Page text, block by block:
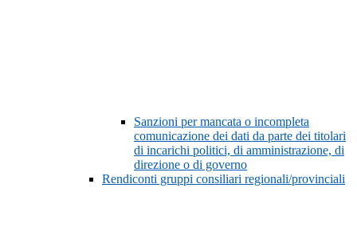
Sanzioni per mancata o incompleta
comunicazione dei dati da parte dei titolari
di incarichi politici, di amministrazione, di
direzione o di governo
Rendiconti gruppi consiliari regionali/provinciali